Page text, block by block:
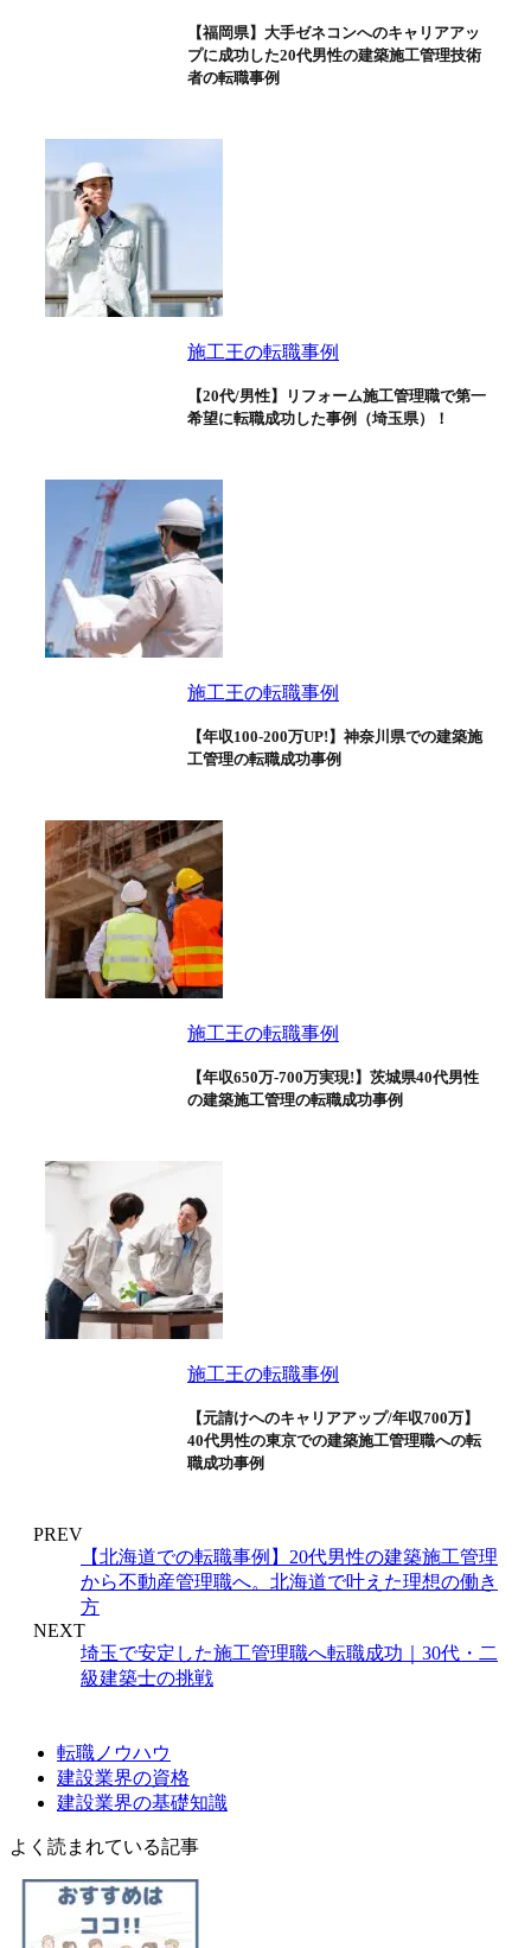
【福岡県】大手ゼネコンへのキャリアアッ
プに成功した20代男性の建築施工管理技術
者の転職事例
施工王の転職事例
【20代/男性】リフォーム施工管理職で第一
希望に転職成功した事例（埼玉県）！
施工王の転職事例
【年収100-200万UP!】神奈川県での建築施
工管理の転職成功事例
施工王の転職事例
【年収650万-700万実現!】茨城県40代男性
の建築施工管理の転職成功事例
施工王の転職事例
【元請けへのキャリアアップ/年収700万】
40代男性の東京での建築施工管理職への転
職成功事例
PREV
【北海道での転職事例】20代男性の建築施工管理
から不動産管理職へ。北海道で叶えた理想の働き
方
NEXT
埼玉で安定した施工管理職へ転職成功｜30代・二
級建築士の挑戦
転職ノウハウ
建設業界の資格
建設業界の基礎知識
よく読まれている記事